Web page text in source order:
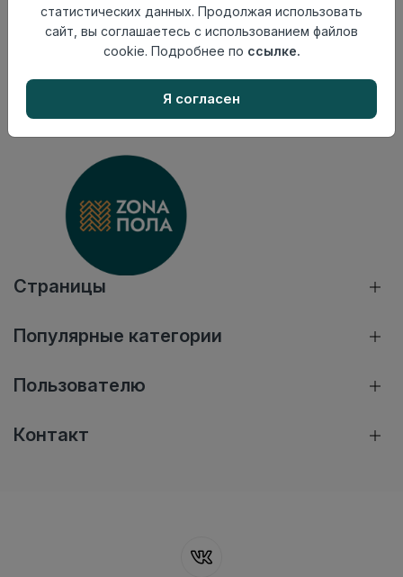
Внимание! Внешний вид товара может отличаться от
представленного на настоящем сайте. Проверяйте
наличие необходимых характеристик и комплектации
Страницы
Популярные категории
Пользователю
Контакт
статистических данных. Продолжая использовать
сайт, вы соглашаетесь с использованием файлов
cookie. Подробнее по ссылке.
Я согласен